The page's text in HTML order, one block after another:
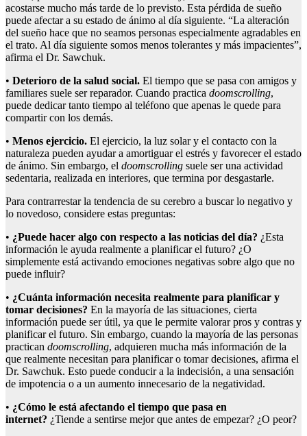
acostarse mucho más tarde de lo previsto. Esta pérdida de sueño
puede afectar a su estado de ánimo al día siguiente. “La alteración
del sueño hace que no seamos personas especialmente agradables en
el trato. Al día siguiente somos menos tolerantes y más impacientes”,
afirma el Dr. Sawchuk.
• Deterioro de la salud social. El tiempo que se pasa con amigos y
familiares suele ser reparador. Cuando practica doomscrolling,
puede dedicar tanto tiempo al teléfono que apenas le quede para
compartir con los demás.
• Menos ejercicio. El ejercicio, la luz solar y el contacto con la
naturaleza pueden ayudar a amortiguar el estrés y favorecer el estado
de ánimo. Sin embargo, el doomscrolling suele ser una actividad
sedentaria, realizada en interiores, que termina por desgastarle.
Para contrarrestar la tendencia de su cerebro a buscar lo negativo y
lo novedoso, considere estas preguntas:
• ¿Puede hacer algo con respecto a las noticias del día? ¿Esta
información le ayuda realmente a planificar el futuro? ¿O
simplemente está activando emociones negativas sobre algo que no
puede influir?
• ¿Cuánta información necesita realmente para planificar y
tomar decisiones? En la mayoría de las situaciones, cierta
información puede ser útil, ya que le permite valorar pros y contras y
planificar el futuro. Sin embargo, cuando la mayoría de las personas
practican doomscrolling, adquieren mucha más información de la
que realmente necesitan para planificar o tomar decisiones, afirma el
Dr. Sawchuk. Esto puede conducir a la indecisión, a una sensación
de impotencia o a un aumento innecesario de la negatividad.
• ¿Cómo le está afectando el tiempo que pasa en
internet? ¿Tiende a sentirse mejor que antes de empezar? ¿O peor?